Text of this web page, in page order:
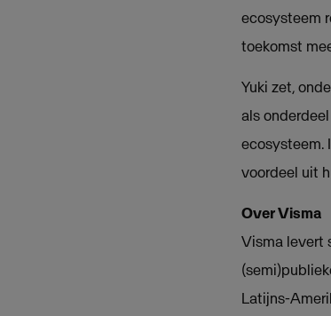
ecosysteem
toekomst
Yuki zet,
als
ecosysteem.
voordeel uit
Over Visma
Visma levert
Latijns-